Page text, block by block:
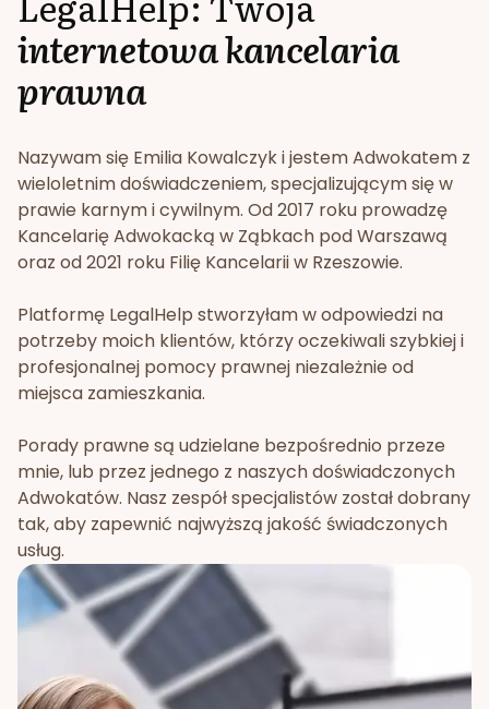
internetowa kancelaria
prawna
Nazywam się Emilia Kowalczyk i jestem Adwokatem z
wieloletnim doświadczeniem, specjalizującym się w
prawie karnym i cywilnym. Od 2017 roku prowadzę
Kancelarię Adwokacką w Ząbkach pod Warszawą
oraz od 2021 roku Filię Kancelarii w Rzeszowie.
Platformę LegalHelp stworzyłam w odpowiedzi na
potrzeby moich klientów, którzy oczekiwali szybkiej i
profesjonalnej pomocy prawnej niezależnie od
miejsca zamieszkania.
Porady prawne są udzielane bezpośrednio przeze
mnie, lub przez jednego z naszych doświadczonych
Adwokatów. Nasz zespół specjalistów został dobrany
tak, aby zapewnić najwyższą jakość świadczonych
usług.